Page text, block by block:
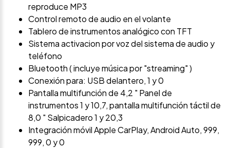
reproduce MP3
Control remoto de audio en el volante
Tablero de instrumentos analógico con TFT
Sistema activacion por voz del sistema de audio y
teléfono
Bluetooth ( incluye música por "streaming" )
Conexión para: USB delantero, 1 y 0
Pantalla multifunción de 4,2 " Panel de
instrumentos 1 y 10,7, pantalla multifunción táctil de
8,0 " Salpicadero 1 y 20,3
Integración móvil Apple CarPlay, Android Auto, 999,
999, 0 y 0